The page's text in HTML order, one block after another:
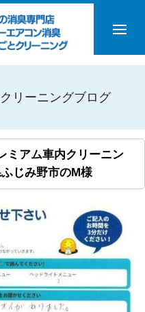
リーニングブログ
ミアム車内クリーニン
じみ野市のM様